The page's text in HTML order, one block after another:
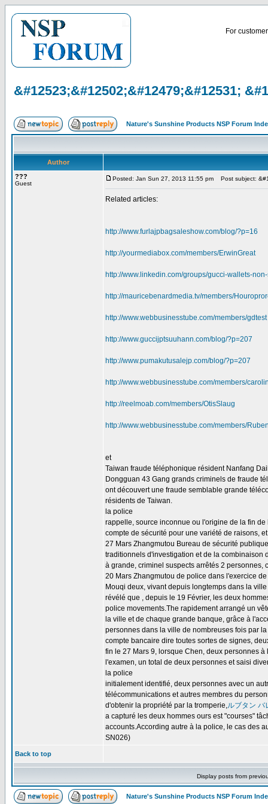
For
&#12523;&#12502;&#12479;&#12531;
Nature's Sunshine Products NSP Forum
Author
???
Guest
Posted: Jan Sun 27, 2013 11:55 pm Post subject:
Related articles:
http://www.furlajpbagsaleshow.com/blog/?p=16
http://yourmediabox.com/members/ErwinGreat
http://www.linkedin.com/groups/gucci-wallets-
http://mauricebenardmedia.tv/members/
http://www.webbusinesstube.com/members/gdtest
http://www.guccijptsuuhann.com/blog/?p=207
http://www.pumakutusalejp.com/blog/?p=207
http://www.webbusinesstube.com/members/
http://reelmoab.com/members/OtisSlaug
http://www.webbusinesstube.com/members/
et
Taiwan fraude téléphonique résident Nanfang
Dongguan 43 Gang grands criminels de fraude
ont découvert une fraude semblable grande
résidents de Taiwan.
la police
rappelle, source inconnue ou l'origine de la fin
compte de sécurité pour une variété de raisons,
27 Mars Zhangmutou Bureau de sécurité
traditionnels d'investigation et de la combinaison
à grande, criminel suspects arrêtés 2
20 Mars Zhangmutou de police dans l'exercice
Mouqi deux, vivant depuis longtemps dans la
révélé que , depuis le 19 Février, les deux
police movements.The rapidement arrangé un
la ville et de chaque grande banque, grâce à
personnes dans la ville de nombreuses fois par
compte bancaire dire toutes sortes de signes,
fin le 27 Mars 9, lorsque Chen, deux personnes
l'examen, un total de deux personnes et saisi
la police
initialement identifié, deux personnes avec un
télécommunications et autres membres du
d'obtenir la propriété par la tromperie,ルブタン バ
a capturé les deux hommes ours est "courses"
accounts.According autre à la police, le cas des
SN026)
Back to top
Display posts from
Nature's Sunshine Products NSP Forum